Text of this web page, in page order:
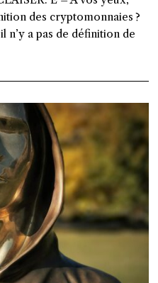
des cryptomonnaies ?
n’y a pas de définition de